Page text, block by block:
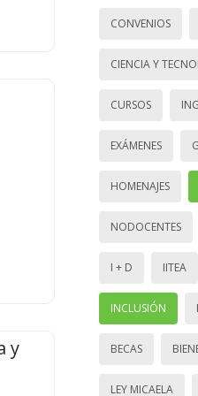
y
CONVENIOS
CIENCIA Y
CURSOS
EXÁMENES
HOMENAJES
NODOCENTES
I + D IITEA
INCLUSIÓN
BECAS
LEY MICAELA